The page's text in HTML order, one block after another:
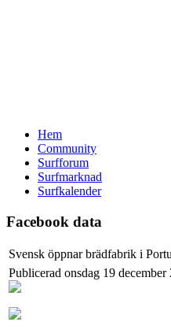
Hem
Community
Surfforum
Surfmarknad
Surfkalender
Facebook data
Svensk öppnar brädfabrik i
Publicerad onsdag 19